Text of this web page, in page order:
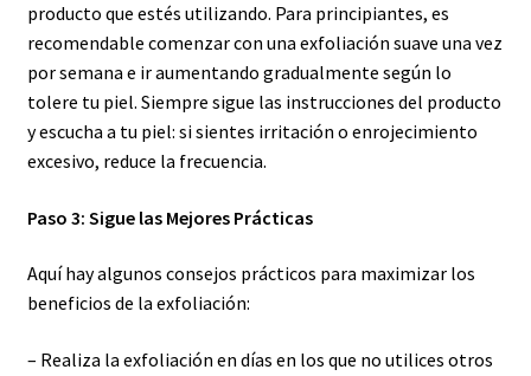
producto que estés utilizando. Para principiantes, es
recomendable comenzar con una exfoliación suave una vez
por semana e ir aumentando gradualmente según lo
tolere tu piel. Siempre sigue las instrucciones del producto
y escucha a tu piel: si sientes irritación o enrojecimiento
excesivo, reduce la frecuencia.
Paso 3: Sigue las Mejores Prácticas
Aquí hay algunos consejos prácticos para maximizar los
beneficios de la exfoliación:
– Realiza la exfoliación en días en los que no utilices otros